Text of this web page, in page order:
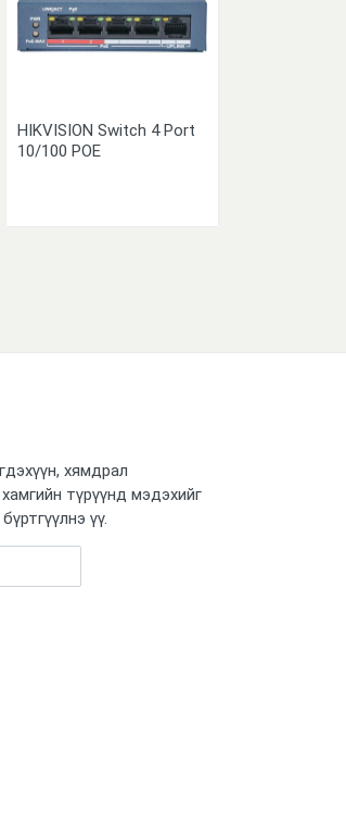
HIKVISION Switch 4 Port
10/100 POE
хямдрал
түрүүнд мэдэхийг
үү.